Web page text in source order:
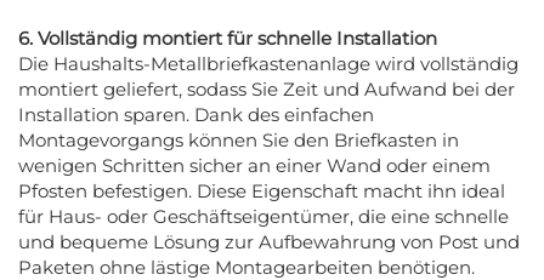
6. Vollständig montiert für schnelle Installation
Die Haushalts-Metallbriefkastenanlage wird vollständig
montiert geliefert, sodass Sie Zeit und Aufwand bei der
Installation sparen. Dank des einfachen
Montagevorgangs können Sie den Briefkasten in
wenigen Schritten sicher an einer Wand oder einem
Pfosten befestigen. Diese Eigenschaft macht ihn ideal
für Haus- oder Geschäftseigentümer, die eine schnelle
und bequeme Lösung zur Aufbewahrung von Post und
Paketen ohne lästige Montagearbeiten benötigen.